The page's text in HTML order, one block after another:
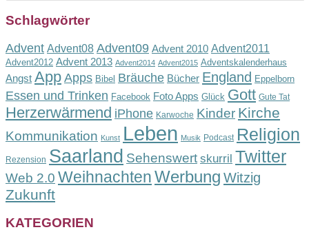
Schlagwörter
Advent Advent08 Advent09 Advent 2010 Advent2011
Advent2012 Advent 2013 Advent2014 Advent2015 Adventskalenderhaus
Angst App Apps Bibel Bräuche Bücher England Eppelborn
Essen und Trinken Facebook Foto Apps Glück Gott Gute Tat
Herzerwärmend iPhone Karwoche Kinder Kirche
Kommunikation Kunst Leben Musik Podcast Religion
Rezension Saarland Sehenswert skurril Twitter
Web 2.0 WeihnachtenWerbung Witzig
Zukunft
KATEGORIEN